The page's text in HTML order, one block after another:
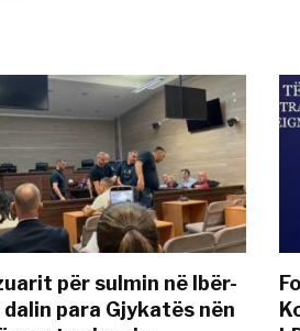
për sulmin në Ibër-
dalin para Gjykatës nën